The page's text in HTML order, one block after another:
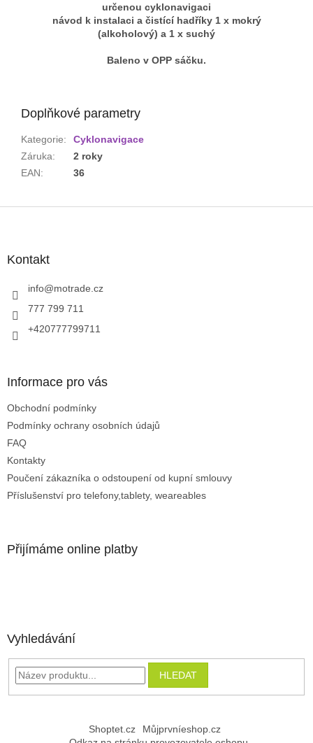
určenou cyklonavigaci
návod k instalaci a čistící hadříky 1 x mokrý
(alkoholový) a 1 x suchý
Baleno v OPP sáčku.
Doplňkové parametry
Kategorie:
Cyklonavigace
Záruka:
2 roky
EAN: 36
Kontakt
info@motrade.cz
777 799 711
+420777799711
Informace pro vás
Obchodní podmínky
Podmínky ochrany osobních údajů
FAQ
Kontakty
Poučení zákazníka o odstoupení od kupní smlouvy
Příslušenství pro telefony,tablety, weareables
Přijímáme online platby
Vyhledávání
HLEDAT
Shoptet.cz
Můjprvníeshop.cz